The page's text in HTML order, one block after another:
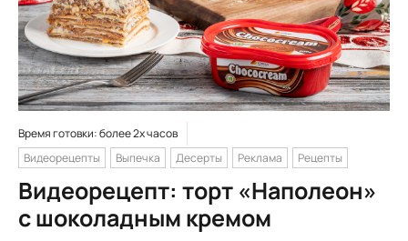
Время готовки: более 2х часов
Видеорецепты
Выпечка Десерты Реклама Рецепты
Видеорецепт: торт «Наполеон»
с шоколадным кремом